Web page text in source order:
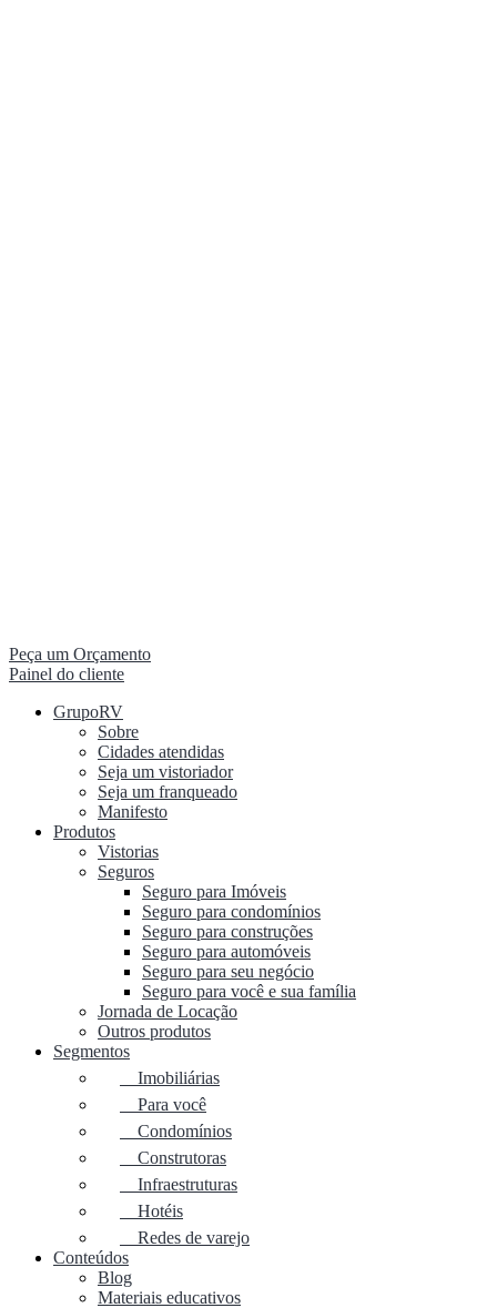
Peça um Orçamento
Painel do cliente
GrupoRV
Sobre
Cidades atendidas
Seja um vistoriador
Seja um franqueado
Manifesto
Produtos
Vistorias
Seguros
Seguro para Imóveis
Seguro para condomínios
Seguro para construções
Seguro para automóveis
Seguro para seu negócio
Seguro para você e sua família
Jornada de Locação
Outros produtos
Segmentos
Imobiliárias
Para você
Condomínios
Construtoras
Infraestruturas
Hotéis
Redes de varejo
Conteúdos
Blog
Materiais educativos